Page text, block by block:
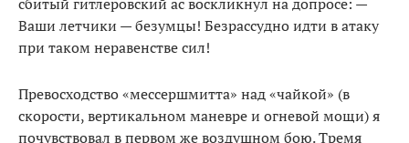
Ваши летчики — безумцы! Безрассудно идти в атаку
при таком неравенстве сил!
Превосходство «мессершмитта» над «чайкой» (в
скорости, вертикальном маневре и огневой мощи) я
почувствовал в первом же воздушном бою. Тремя